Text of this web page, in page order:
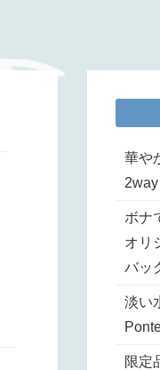
華や
ボナ
オリ
バッ
淡い
限定